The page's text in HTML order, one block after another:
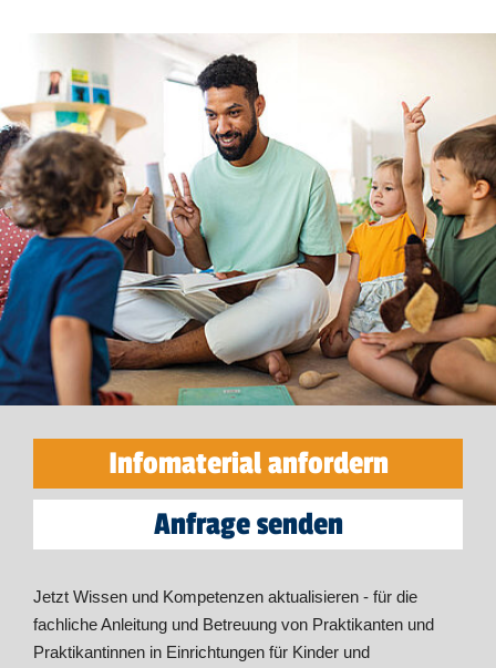
Infomaterial anfordern
Anfrage senden
Jetzt Wissen und Kompetenzen aktualisieren - für die
fachliche Anleitung und Betreuung von Praktikanten und
Praktikantinnen in Einrichtungen für Kinder und